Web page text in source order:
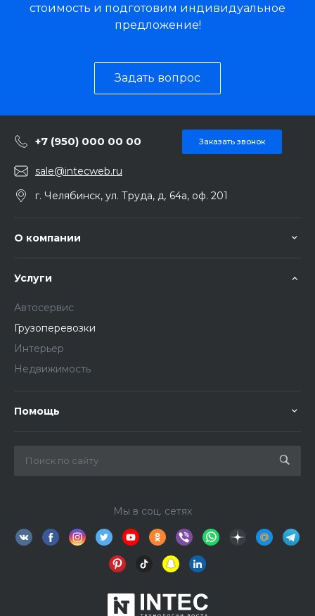
стоимость и подготовим индивидуальное
предложение!
Задать вопрос
+7 (950) 000 00 00 Заказать звонок
sale@intecweb.ru
г. Челябинск, ул. Труда, д. 64а, оф. 201
О компании
Услуги
Автосервис
Грузоперевозки
Интерьер
Недвижимость
Помощь
Мы в соц. сетях